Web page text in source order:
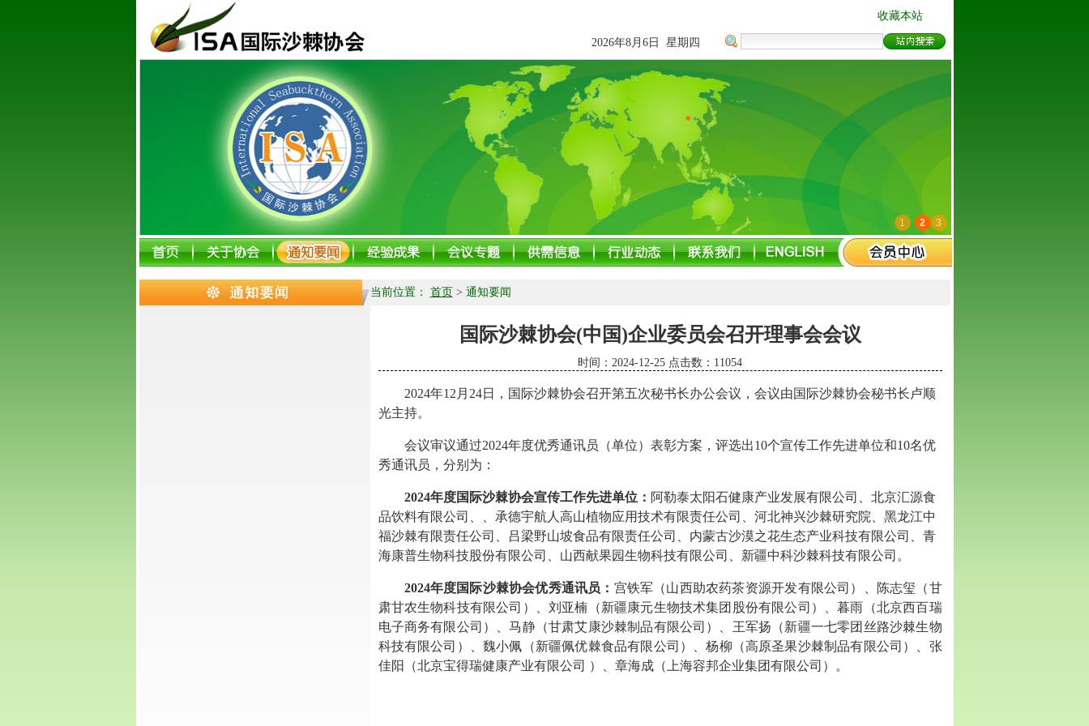
2026年8月6日 星期四
收藏本站
1 2 3
当前位置： 首页 > 通知要闻
国际沙棘协会(中国)企业委员会召开理事会会议
时间： 2024-12-25 点击数： 11054
2024年12月24日，国际沙棘协会召开第五次秘书长办公会议 ，会议由国际沙棘协会秘书长卢顺
光主持。
会议审议通过2024年度优秀通讯员（单位）表彰方案 ， 评选出10个宣传工作先进单位和10名优
秀通讯员， 分别为 ：
2024年度国际沙棘协会宣传工作先进单位： 阿勒泰太阳石健康产业发展有限公司
北京汇源食
品饮料有限公司、、承德宇航人高山植物应用技术有限责任公司、 河北神兴沙棘研究院、黑龙江中
福沙棘有限责任公司、吕梁野山坡食品有限责任公司、内蒙古沙漠之花生态产业科技有限公司、青
海康普生物科技股份有限公司、山西献果园生物科技有限公司、 新疆中科沙棘科技有限公司。
2024年度国际沙棘协会优秀通讯员： 宫铁军 （山西助农药茶资源开发有限公司）、 陈志玺 （甘
肃甘农生物科技有限公司 ）、 刘亚楠 （新疆康元生物技术集团股份有限公司 ）、暮雨 （北京西百瑞
电子商务有限公司 ）、马静（甘肃艾康沙棘制品有限公司）、王军扬（新疆一七零团丝路沙棘生物
科技有限公司）、魏小佩（新疆佩优棘食品有限公司 ） 、杨柳（高原圣果沙棘制品有限公司）、张
佳阳（北京宝得瑞健康产业有限公司 ） 、章海成（ 上海容邦企业集团有限公司）。